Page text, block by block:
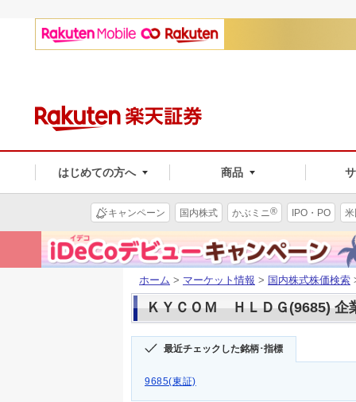
はじめての方へ 商品
キャンペーン 国内株式 かぶミニ® IPO・PO
ホーム > マーケット情報 > 国内株式株価検索
ＫＹＣＯＭ ＨＬＤＧ(9685) 企
最近チェックした銘柄･指標
9685(東証)